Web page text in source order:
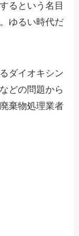
るという名目
ゆるい時代だ
ダイオキシン
どの問題から
棄物処理業者